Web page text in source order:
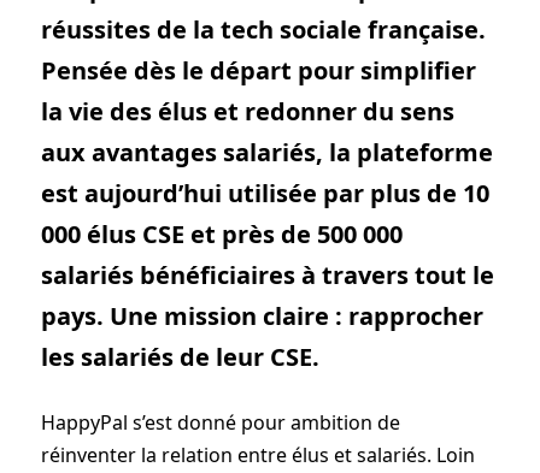
réussites de la tech sociale française.
Pensée dès le départ pour simplifier
la vie des élus et redonner du sens
aux avantages salariés, la plateforme
est aujourd’hui utilisée par plus de 10
000 élus CSE et près de 500 000
salariés bénéficiaires à travers tout le
pays. Une mission claire : rapprocher
les salariés de leur CSE.
HappyPal s’est donné pour ambition de
réinventer la relation entre élus et salariés. Loin